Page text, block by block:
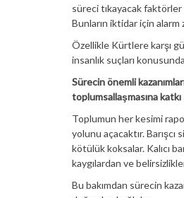
süreci tıkayacak faktörler
Bunların iktidar için alarm
Özellikle Kürtlere karşı
insanlık suçları
Sürecin önemli
toplumsallaşmasına
Toplumun her kesimi
yolunu açacaktır.
kötülük koksalar. Kalıcı
kaygılardan ve
Bu bakımdan sürecin